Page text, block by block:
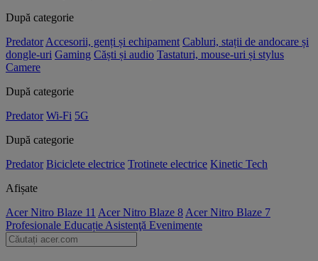
După categorie
Predator Accesorii, genți și echipament Cabluri, stații de andocare și
dongle-uri Gaming Căști și audio Tastaturi, mouse-uri și stylus
Camere
După categorie
Predator Wi-Fi 5G
După categorie
Predator Biciclete electrice Trotinete electrice Kinetic Tech
Afișate
Acer Nitro Blaze 11 Acer Nitro Blaze 8 Acer Nitro Blaze 7
Profesionale Educație Asistenţă Evenimente